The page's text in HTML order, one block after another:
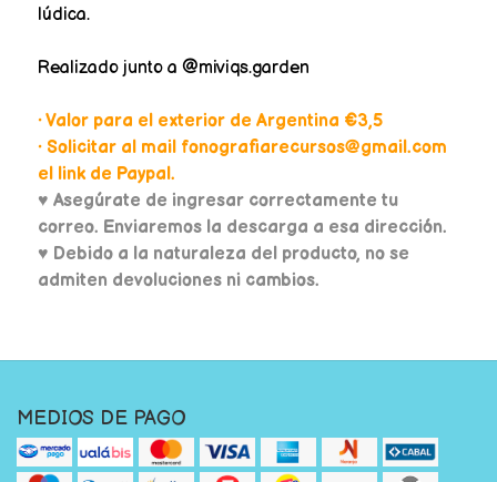
lúdica.
Realizado junto a @miviqs.garden
• Valor para el exterior de Argentina €3,5
• Solicitar al mail fonografiarecursos@gmail.com
el link de Paypal.
♥ Asegúrate de ingresar correctamente tu
correo. Enviaremos la descarga a esa dirección.
♥ Debido a la naturaleza del producto, no se
admiten devoluciones ni cambios.
MEDIOS DE PAGO